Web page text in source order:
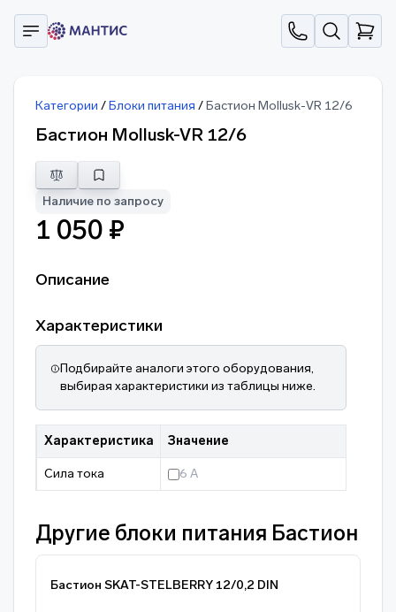
Категории /Блоки питания /Бастион Mollusk-VR 12/6
Бастион Mollusk-VR 12/6
Наличие по запросу
1 050 ₽
Описание
Характеристики
Подбирайте аналоги этого оборудования,
выбирая характеристики из таблицы ниже.
Характеристика Значение
Сила тока 6 А
Другие блоки питания Бастион
Бастион SKAT-STELBERRY 12/0,2 DIN